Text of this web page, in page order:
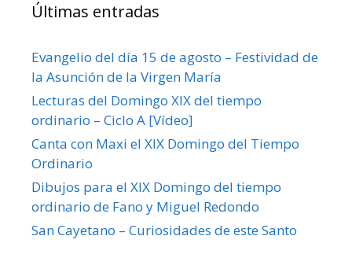
Últimas entradas
Evangelio del día 15 de agosto – Festividad de
la Asunción de la Virgen María
Lecturas del Domingo XIX del tiempo
ordinario – Ciclo A [Vídeo]
Canta con Maxi el XIX Domingo del Tiempo
Ordinario
Dibujos para el XIX Domingo del tiempo
ordinario de Fano y Miguel Redondo
San Cayetano – Curiosidades de este Santo